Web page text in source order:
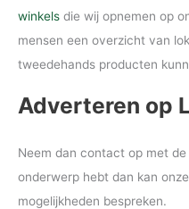
winkels die wij opnemen op
mensen een overzicht van
tweedehands producten
Adverteren op
Neem dan contact op met
onderwerp hebt dan kan
mogelijkheden bespreken.